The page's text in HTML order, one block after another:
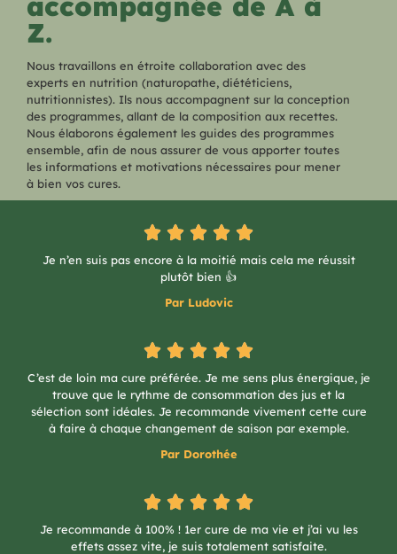
Z.
Nous travaillons en étroite collaboration avec des
experts en nutrition (naturopathe, diététiciens,
nutritionnistes). Ils nous accompagnent sur la conception
des programmes, allant de la composition aux recettes.
Nous élaborons également les guides des programmes
ensemble, afin de nous assurer de vous apporter toutes
les informations et motivations nécessaires pour mener
à bien vos cures.
Je n’en suis pas encore à la moitié mais cela me réussit
plutôt bien 👍
Par Ludovic
C’est de loin ma cure préférée. Je me sens plus énergique, je
trouve que le rythme de consommation des jus et la
sélection sont idéales. Je recommande vivement cette cure
à faire à chaque changement de saison par exemple.
Par Dorothée
Je recommande à 100% ! 1er cure de ma vie et j’ai vu les
effets assez vite, je suis totalement satisfaite.